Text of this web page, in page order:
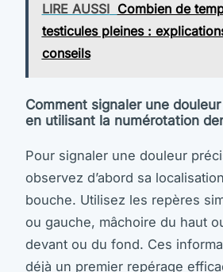
LIRE AUSSI Combien de
testicules pleines :
conseils
Comment signaler une
en utilisant la numérotation
Pour signaler une douleur
observez d’abord sa
bouche. Utilisez les repères
ou gauche, mâchoire du haut
devant ou du fond. Ces
déjà un premier repérage